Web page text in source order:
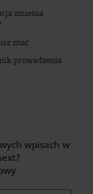
zmienia
znać
prowadzenia
wpisach w